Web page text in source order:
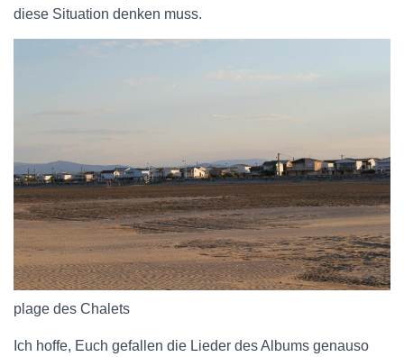
diese Situation denken muss.
plage des Chalets
Ich hoffe, Euch gefallen die Lieder des Albums genauso